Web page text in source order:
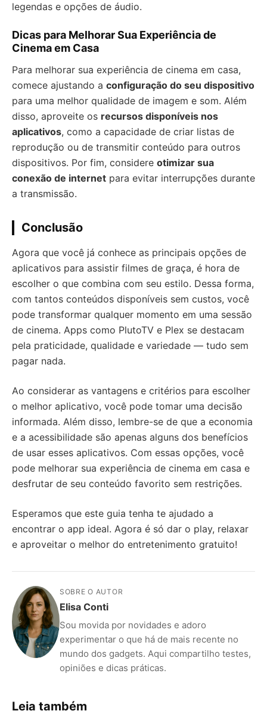
legendas e opções de áudio.
Dicas para Melhorar Sua Experiência de
Cinema em Casa
Para melhorar sua experiência de cinema em casa,
comece ajustando a configuração do seu dispositivo
para uma melhor qualidade de imagem e som. Além
disso, aproveite os recursos disponíveis nos
aplicativos, como a capacidade de criar listas de
reprodução ou de transmitir conteúdo para outros
dispositivos. Por fim, considere otimizar sua
conexão de internet para evitar interrupções durante
a transmissão.
Conclusão
Agora que você já conhece as principais opções de
aplicativos para assistir filmes de graça, é hora de
escolher o que combina com seu estilo. Dessa forma,
com tantos conteúdos disponíveis sem custos, você
pode transformar qualquer momento em uma sessão
de cinema. Apps como PlutoTV e Plex se destacam
pela praticidade, qualidade e variedade — tudo sem
pagar nada.
Ao considerar as vantagens e critérios para escolher
o melhor aplicativo, você pode tomar uma decisão
informada. Além disso, lembre-se de que a economia
e a acessibilidade são apenas alguns dos benefícios
de usar esses aplicativos. Com essas opções, você
pode melhorar sua experiência de cinema em casa e
desfrutar de seu conteúdo favorito sem restrições.
Esperamos que este guia tenha te ajudado a
encontrar o app ideal. Agora é só dar o play, relaxar
e aproveitar o melhor do entretenimento gratuito!
SOBRE O AUTOR
Elisa Conti
Sou movida por novidades e adoro
experimentar o que há de mais recente no
mundo dos gadgets. Aqui compartilho testes,
opiniões e dicas práticas.
Leia também